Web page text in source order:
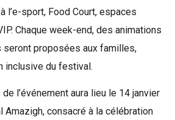
l’e-sport, Food Court, espaces
Chaque week-end, des animations
proposées aux familles,
inclusive du festival.
l’événement aura lieu le 14 janvier
Amazigh, consacré à la célébration